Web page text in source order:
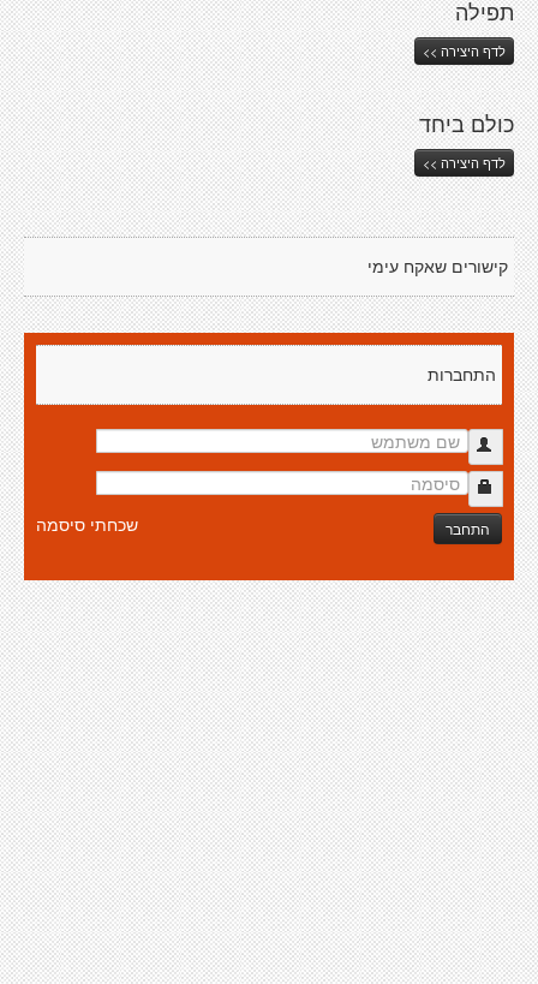
תפילה
לדף היצירה >>
כולם ביחד
לדף היצירה >>
קישורים שאקח עימי
התחברות
התחבר שכחתי סיסמה